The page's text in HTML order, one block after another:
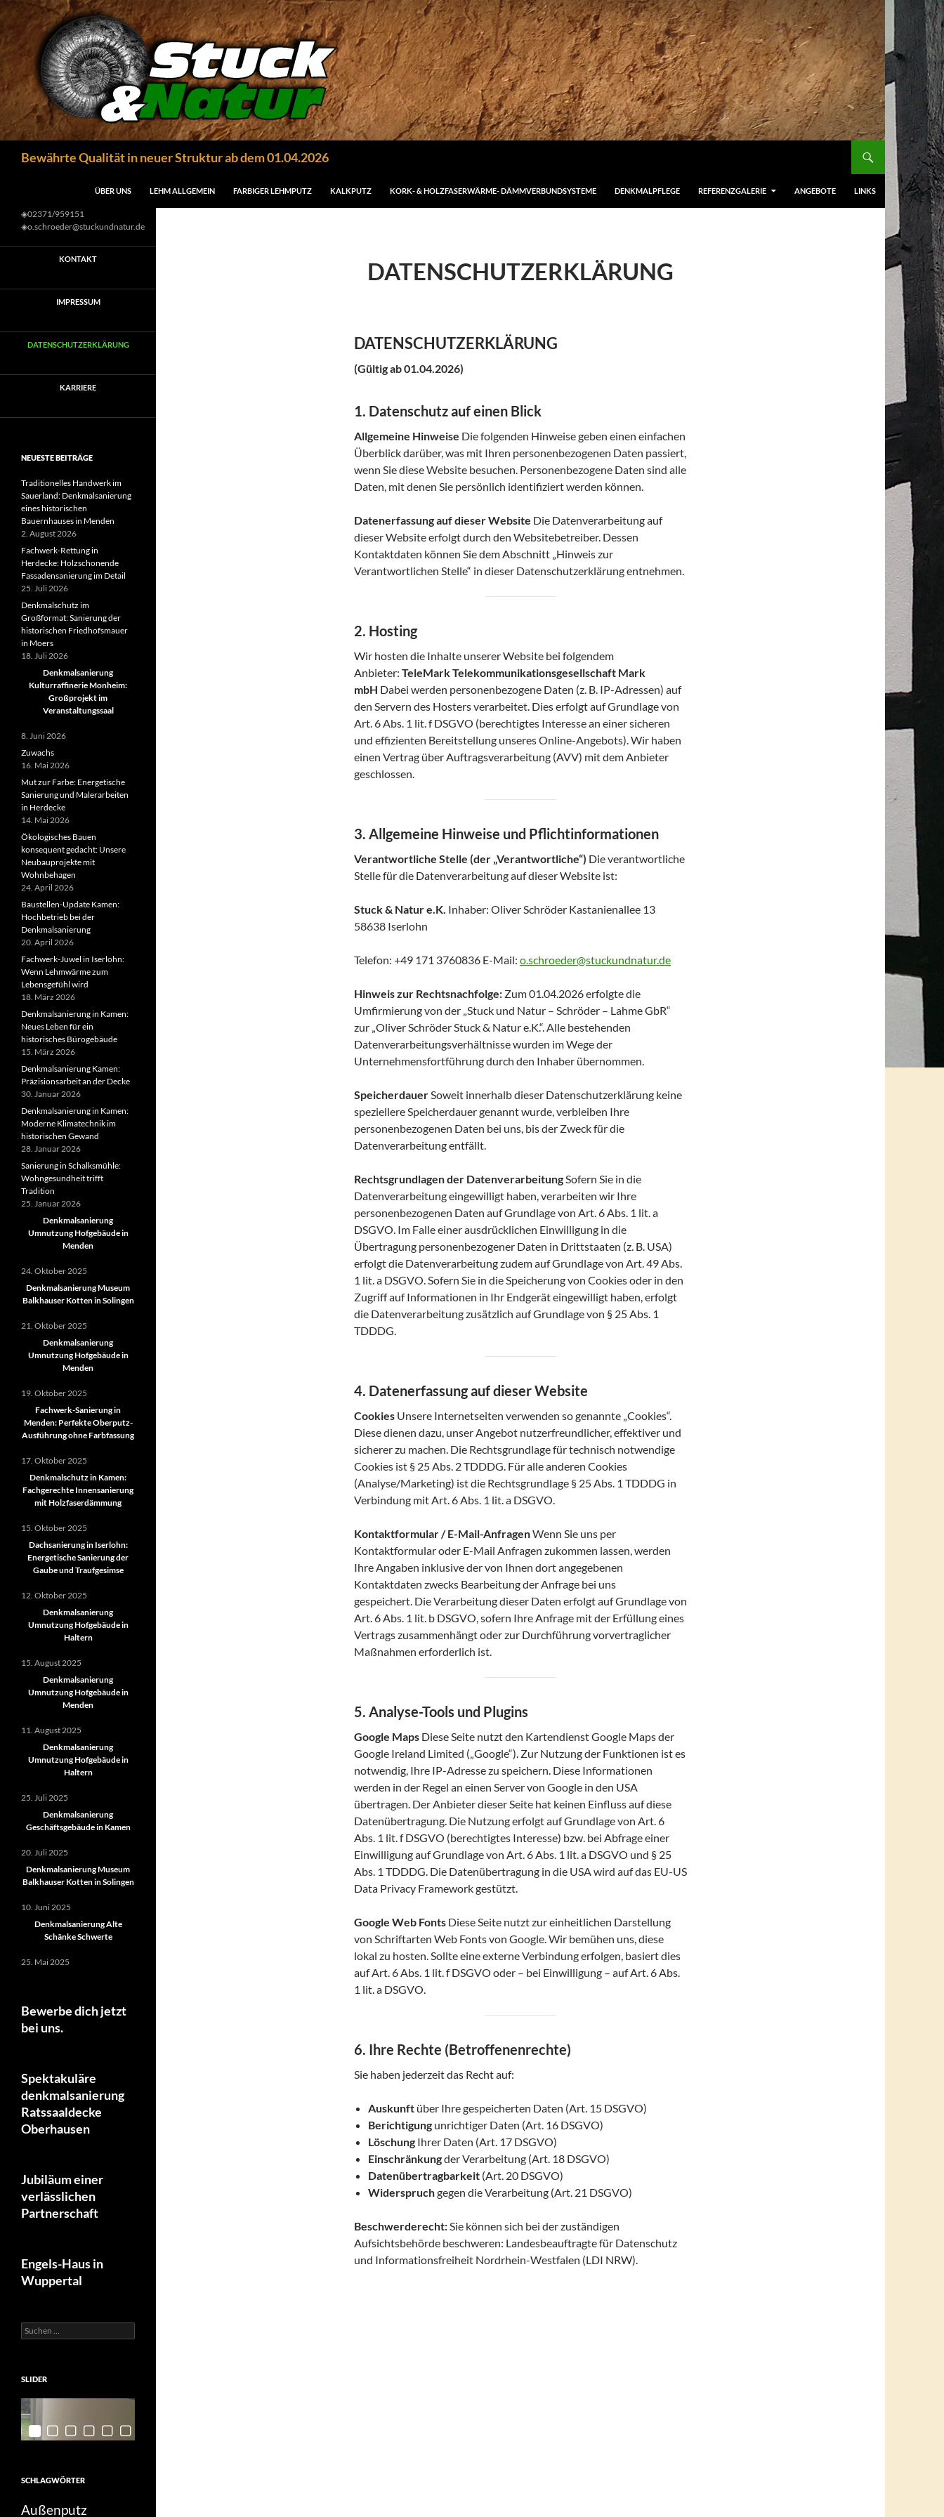
Zum
Inhalt
springen
Bewährte Qualität in neuer Struktur ab dem 01.04.2026
ÜBER UNS LEHM ALLGEMEIN FARBIGER LEHMPUTZ KALKPUTZ KORK- & HOLZFASERWÄRME- DÄMMVERBUNDSYSTEME DENKMALPFLEGE REFERENZGALERIE ANGEBOTE LINKS
DATENSCHUTZERKLÄRUNG
DATENSCHUTZERKLÄRUNG
(Gültig ab 01.04.2026)
1. Datenschutz auf einen Blick
Allgemeine Hinweise Die folgenden Hinweise geben einen einfachen
Überblick darüber, was mit Ihren personenbezogenen Daten passiert,
wenn Sie diese Website besuchen. Personenbezogene Daten sind alle
Daten, mit denen Sie persönlich identifiziert werden können.
Datenerfassung auf dieser Website Die Datenverarbeitung auf
dieser Website erfolgt durch den Websitebetreiber. Dessen
Kontaktdaten können Sie dem Abschnitt „Hinweis zur
Verantwortlichen Stelle“ in dieser Datenschutzerklärung entnehmen.
2. Hosting
Wir hosten die Inhalte unserer Website bei folgendem
Anbieter: TeleMark Telekommunikationsgesellschaft Mark
mbH Dabei werden personenbezogene Daten (z. B. IP-Adressen) auf
den Servern des Hosters verarbeitet. Dies erfolgt auf Grundlage von
Art. 6 Abs. 1 lit. f DSGVO (berechtigtes Interesse an einer sicheren
und effizienten Bereitstellung unseres Online-Angebots). Wir haben
einen Vertrag über Auftragsverarbeitung (AVV) mit dem Anbieter
geschlossen.
3. Allgemeine Hinweise und Pflichtinformationen
Verantwortliche Stelle (der „Verantwortliche“) Die verantwortliche
Stelle für die Datenverarbeitung auf dieser Website ist:
Stuck & Natur e.K. Inhaber: Oliver Schröder Kastanienallee 13
58638 Iserlohn
Telefon: +49 171 3760836 E-Mail: o.schroeder@stuckundnatur.de
Hinweis zur Rechtsnachfolge: Zum 01.04.2026 erfolgte die
Umfirmierung von der „Stuck und Natur – Schröder – Lahme GbR“
zur „Oliver Schröder Stuck & Natur e.K.“. Alle bestehenden
Datenverarbeitungsverhältnisse wurden im Wege der
Unternehmensfortführung durch den Inhaber übernommen.
SpeicherdauerSoweit innerhalb dieser Datenschutzerklärung keine
speziellere Speicherdauer genannt wurde, verbleiben Ihre
personenbezogenen Daten bei uns, bis der Zweck für die
Datenverarbeitung entfällt.
Rechtsgrundlagen der DatenverarbeitungSofern Sie in die
Datenverarbeitung eingewilligt haben, verarbeiten wir Ihre
personenbezogenen Daten auf Grundlage von Art. 6 Abs. 1 lit. a
DSGVO. Im Falle einer ausdrücklichen Einwilligung in die
Übertragung personenbezogener Daten in Drittstaaten (z. B. USA)
erfolgt die Datenverarbeitung zudem auf Grundlage von Art. 49 Abs.
1 lit. a DSGVO. Sofern Sie in die Speicherung von Cookies oder in den
Zugriff auf Informationen in Ihr Endgerät eingewilligt haben, erfolgt
die Datenverarbeitung zusätzlich auf Grundlage von § 25 Abs. 1
TDDDG.
4. Datenerfassung auf dieser Website
Cookies Unsere Internetseiten verwenden so genannte „Cookies“.
Diese dienen dazu, unser Angebot nutzerfreundlicher, effektiver und
sicherer zu machen. Die Rechtsgrundlage für technisch notwendige
Cookies ist § 25 Abs. 2 TDDDG. Für alle anderen Cookies
(Analyse/Marketing) ist die Rechtsgrundlage § 25 Abs. 1 TDDDG in
Verbindung mit Art. 6 Abs. 1 lit. a DSGVO.
Kontaktformular / E-Mail-AnfragenWenn Sie uns per
Kontaktformular oder E-Mail Anfragen zukommen lassen, werden
Ihre Angaben inklusive der von Ihnen dort angegebenen
Kontaktdaten zwecks Bearbeitung der Anfrage bei uns
gespeichert. Die Verarbeitung dieser Daten erfolgt auf Grundlage von
Art. 6 Abs. 1 lit. b DSGVO, sofern Ihre Anfrage mit der Erfüllung eines
Vertrags zusammenhängt oder zur Durchführung vorvertraglicher
Maßnahmen erforderlich ist.
5. Analyse-Tools und Plugins
Google Maps Diese Seite nutzt den Kartendienst Google Maps der
Google Ireland Limited („Google“). Zur Nutzung der Funktionen ist es
notwendig, Ihre IP-Adresse zu speichern. Diese Informationen
werden in der Regel an einen Server von Google in den USA
übertragen. Der Anbieter dieser Seite hat keinen Einfluss auf diese
Datenübertragung. Die Nutzung erfolgt auf Grundlage von Art. 6
Abs. 1 lit. f DSGVO (berechtigtes Interesse) bzw. bei Abfrage einer
Einwilligung auf Grundlage von Art. 6 Abs. 1 lit. a DSGVO und § 25
Abs. 1 TDDDG. Die Datenübertragung in die USA wird auf das EU-US
Data Privacy Framework gestützt.
Google Web Fonts Diese Seite nutzt zur einheitlichen Darstellung
von Schriftarten Web Fonts von Google. Wir bemühen uns, diese
lokal zu hosten. Sollte eine externe Verbindung erfolgen, basiert dies
auf Art. 6 Abs. 1 lit. f DSGVO oder – bei Einwilligung – auf Art. 6 Abs.
1 lit. a DSGVO.
6. Ihre Rechte (Betroffenenrechte)
Sie haben jederzeit das Recht auf:
Auskunft über Ihre gespeicherten Daten (Art. 15 DSGVO)
Berichtigung unrichtiger Daten (Art. 16 DSGVO)
Löschung Ihrer Daten (Art. 17 DSGVO)
Einschränkungder Verarbeitung (Art. 18 DSGVO)
Datenübertragbarkeit (Art. 20 DSGVO)
Widerspruchgegen die Verarbeitung (Art. 21 DSGVO)
Beschwerderecht:Sie können sich bei der zuständigen
Aufsichtsbehörde beschweren: Landesbeauftragte für Datenschutz
und Informationsfreiheit Nordrhein-Westfalen (LDI NRW).
◈02371/959151
◈o.schroeder@stuckundnatur.de
KONTAKT
IMPRESSUM
DATENSCHUTZERKLÄRUNG
KARRIERE
NEUESTE BEITRÄGE
Traditionelles Handwerk im
Sauerland: Denkmalsanierung
eines historischen
Bauernhauses in Menden
2. August 2026
Fachwerk-Rettung in
Herdecke: Holzschonende
Fassadensanierung im Detail
25. Juli 2026
Denkmalschutz im
Großformat: Sanierung der
historischen Friedhofsmauer
in Moers
18. Juli 2026
Denkmalsanierung
Kulturraffinerie Monheim:
Großprojekt im
Veranstaltungssaal
8. Juni 2026
Zuwachs
16. Mai 2026
Mut zur Farbe: Energetische
Sanierung und Malerarbeiten
in Herdecke
14. Mai 2026
Ökologisches Bauen
konsequent gedacht: Unsere
Neubauprojekte mit
Wohnbehagen
24. April 2026
Baustellen-Update Kamen:
Hochbetrieb bei der
Denkmalsanierung
20. April 2026
Fachwerk-Juwel in Iserlohn:
Wenn Lehmwärme zum
Lebensgefühl wird
18. März 2026
Denkmalsanierung in Kamen:
Neues Leben für ein
historisches Bürogebäude
15. März 2026
Denkmalsanierung Kamen:
Präzisionsarbeit an der Decke
30. Januar 2026
Denkmalsanierung in Kamen:
Moderne Klimatechnik im
historischen Gewand
28. Januar 2026
Sanierung in Schalksmühle:
Wohngesundheit trifft
Tradition
25. Januar 2026
Denkmalsanierung
Umnutzung Hofgebäude in
Menden
24. Oktober 2025
Denkmalsanierung Museum
Balkhauser Kotten in Solingen
21. Oktober 2025
Denkmalsanierung
Umnutzung Hofgebäude in
Menden
19. Oktober 2025
Fachwerk-Sanierung in
Menden: Perfekte Oberputz-
Ausführung ohne Farbfassung
17. Oktober 2025
Denkmalschutz in Kamen:
Fachgerechte Innensanierung
mit Holzfaserdämmung
15. Oktober 2025
Dachsanierung in Iserlohn:
Energetische Sanierung der
Gaube und Traufgesimse
12. Oktober 2025
Denkmalsanierung
Umnutzung Hofgebäude in
Haltern
15. August 2025
Denkmalsanierung
Umnutzung Hofgebäude in
Menden
11. August 2025
Denkmalsanierung
Umnutzung Hofgebäude in
Haltern
25. Juli 2025
Denkmalsanierung
Geschäftsgebäude in Kamen
20. Juli 2025
Denkmalsanierung Museum
Balkhauser Kotten in Solingen
10. Juni 2025
Denkmalsanierung Alte
Schänke Schwerte
25. Mai 2025
Bewerbe dich jetzt
bei uns.
Spektakuläre
denkmalsanierung
Ratssaaldecke
Oberhausen
Jubiläum einer
verlässlichen
Partnerschaft
Engels-Haus in
Wuppertal
Suchen
nach:
SLIDER
SCHLAGWÖRTER
Außenputz